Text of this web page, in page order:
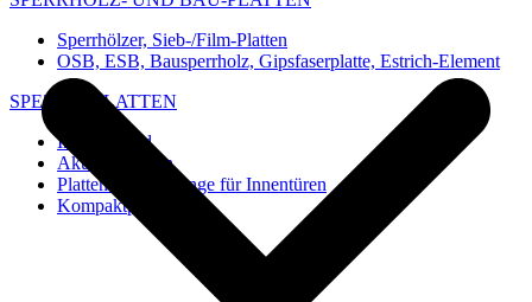
Sperrhölzer, Sieb-/Film-Platten
OSB, ESB, Bausperrholz, Gipsfaserplatte, Estrich-Element
SPEZIAL-PLATTEN
Imi-Verbund
Akustik-Platten
Platten und Rohlinge für Innentüren
Kompaktplatten